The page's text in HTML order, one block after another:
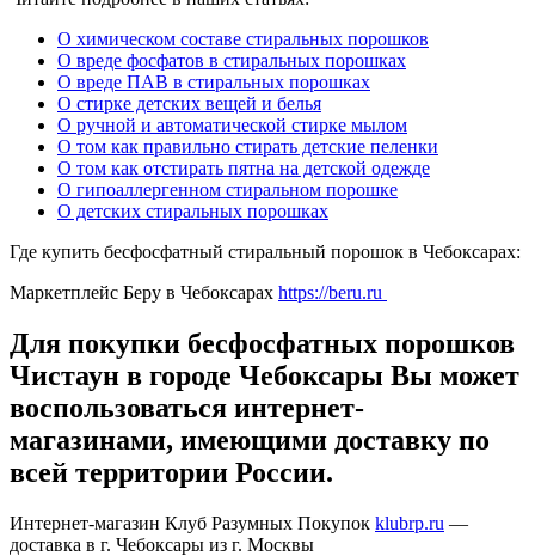
О химическом составе стиральных порошков
О вреде фосфатов в стиральных порошках
О вреде ПАВ в стиральных порошках
О стирке детских вещей и белья
О ручной и автоматической стирке мылом
О том как правильно стирать детские пеленки
О том как отстирать пятна на детской одежде
О гипоаллергенном стиральном порошке
О детских стиральных порошках
Где купить бесфосфатный стиральный порошок в Чебоксарах:
Маркетплейс Беру в Чебоксарах https://beru.ru
Для покупки бесфосфатных порошков
Чистаун в городе Чебоксары Вы может
воспользоваться интернет-
магазинами, имеющими доставку по
всей территории России.
Интернет-магазин Клуб Разумных Покупок klubrp.ru —
доставка в г. Чебоксары из г. Москвы